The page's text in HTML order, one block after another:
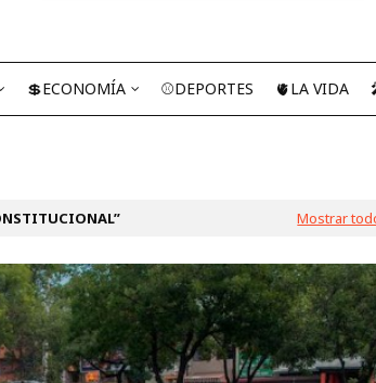
💲ECONOMÍA ⚾DEPORTES 🫀LA VIDA
Mostrar